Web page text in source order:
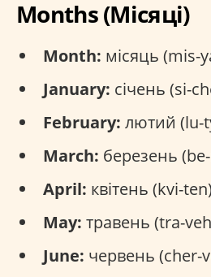
Months (Місяці)
Month: місяць (mis-
January: січень (si-
February: лютий (lu-
March: березень
April: квітень (kvi-ten)
May: травень (tra-
June: червень (cher-